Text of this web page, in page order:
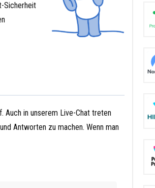
Sicherheit
Auch in unserem Live-Chat treten
Antworten zu machen. Wenn man